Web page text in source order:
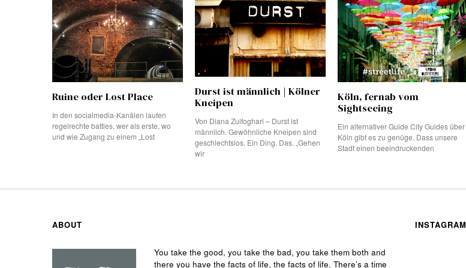
Ruine oder Lost Place
In den socialmedia-Kanälen laufen
regelrechte battles, wer als erste, wo
und wie Zugang zu einem „Lost
Durst ist männlich | Kölner
Kneipen
Von Diana Zulfoghari – Durst ist
männlich. Gewöhnliche Kneipen sind
geschlechtslos. Ein Ding. Das. „Gehen
wir
Köln, fernab vom
Sightseeing
Ein alternativer Guide City Guides über
Köln gibt es zu genüge. Dass unsere
Stadt einen beeindruckenden
ABOUT
You take the good, you take the bad, you take them both and
there you have the facts of life, the facts of life. There’s a time
INSTAGRAM